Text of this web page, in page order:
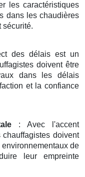
les caractéristiques
dans les chaudières
sécurité.
des délais est un
doivent être
dans les délais
et la confiance
: Avec l'accent
doivent
de
leur empreinte